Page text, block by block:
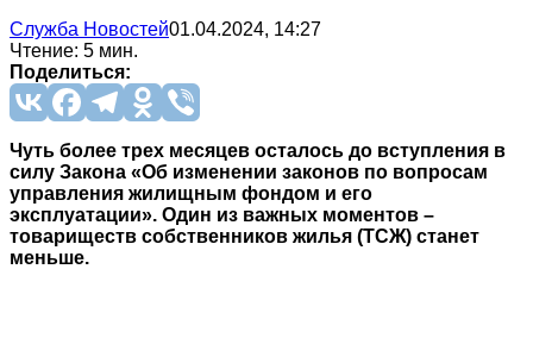
Служба Новостей01.04.2024, 14:27
Чтение: 5 мин.
Поделиться:
Чуть более трех месяцев осталось до вступления в
силу Закона «Об изменении законов по вопросам
управления жилищным фондом и его
эксплуатации». Один из важных моментов –
товариществ собственников жилья (ТСЖ) станет
меньше.